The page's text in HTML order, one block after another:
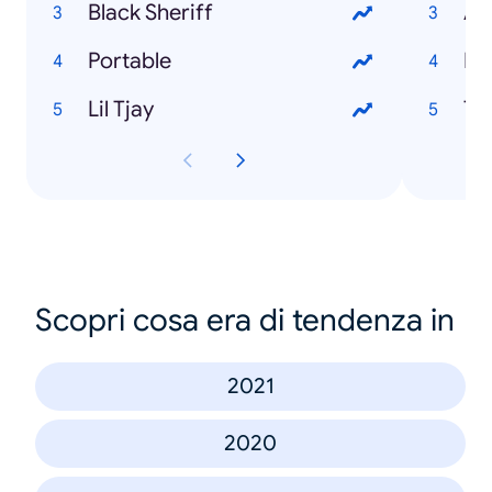
Black Sheriff
Portable
Lil Tjay
Scopri cosa era di tendenza in
2021
2020